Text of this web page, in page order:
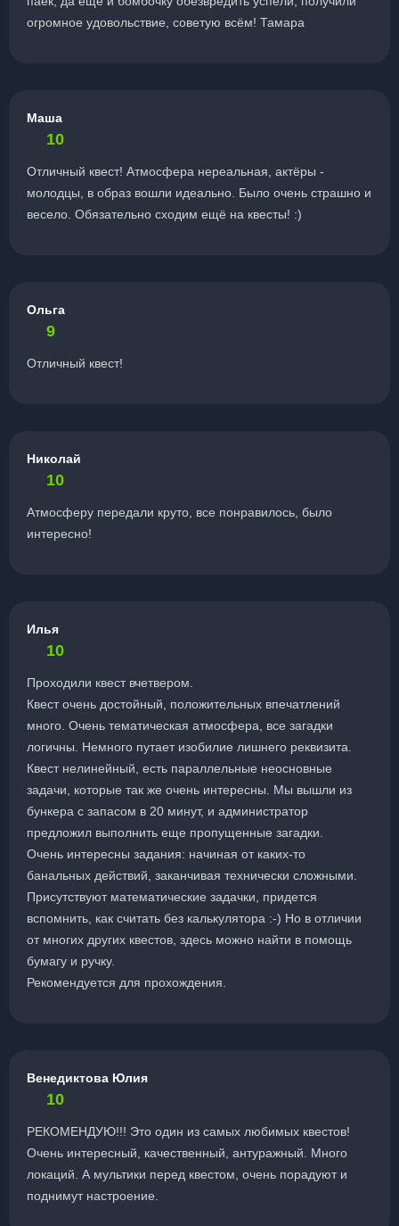
огромное удовольствие, советую всём! Тамара
Маша
10
Отличный квест! Атмосфера нереальная, актёры -
молодцы, в образ вошли идеально. Было очень страшно и
весело. Обязательно сходим ещё на квесты! :)
Ольга
9
Отличный квест!
Николай
10
Атмосферу передали круто, все понравилось, было
интересно!
Илья
10
Проходили квест вчетвером.
Квест очень достойный, положительных впечатлений
много. Очень тематическая атмосфера, все загадки
логичны. Немного путает изобилие лишнего реквизита.
Квест нелинейный, есть параллельные неосновные
задачи, которые так же очень интересны. Мы вышли из
бункера с запасом в 20 минут, и администратор
предложил выполнить еще пропущенные загадки.
Очень интересны задания: начиная от каких-то
банальных действий, заканчивая технически сложными.
Присутствуют математические задачки, придется
вспомнить, как считать без калькулятора :-) Но в отличии
от многих других квестов, здесь можно найти в помощь
бумагу и ручку.
Рекомендуется для прохождения.
Венедиктова Юлия
10
РЕКОМЕНДУЮ!!! Это один из самых любимых квестов!
Очень интересный, качественный, антуражный. Много
локаций. А мультики перед квестом, очень порадуют и
поднимут настроение.